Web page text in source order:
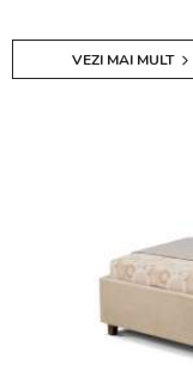
VEZI MAI MULT